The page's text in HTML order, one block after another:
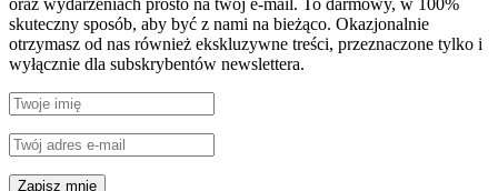
oraz wydarzeniach prosto na twój e-mail. To darmowy, w 100%
skuteczny sposób, aby być z nami na bieżąco. Okazjonalnie
otrzymasz od nas również ekskluzywne treści, przeznaczone tylko i
wyłącznie dla subskrybentów newslettera.